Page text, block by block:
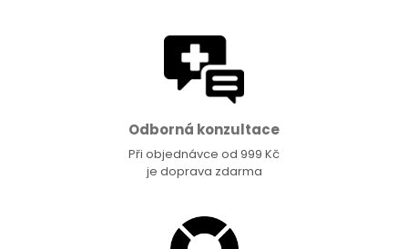
Odborná konzultace
Při objednávce od 999 Kč
je doprava zdarma